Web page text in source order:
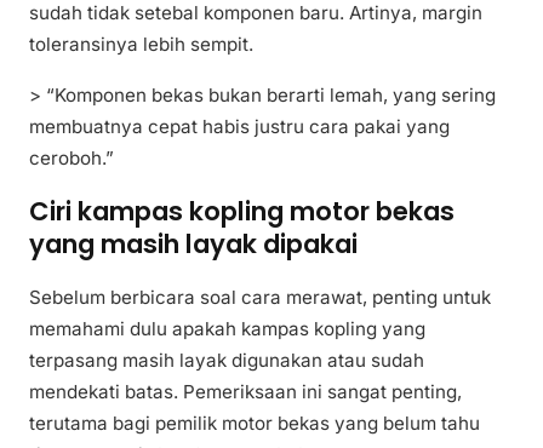
sudah tidak setebal komponen baru. Artinya, margin
toleransinya lebih sempit.
> “Komponen bekas bukan berarti lemah, yang sering
membuatnya cepat habis justru cara pakai yang
ceroboh.”
Ciri kampas kopling motor bekas
yang masih layak dipakai
Sebelum berbicara soal cara merawat, penting untuk
memahami dulu apakah kampas kopling yang
terpasang masih layak digunakan atau sudah
mendekati batas. Pemeriksaan ini sangat penting,
terutama bagi pemilik motor bekas yang belum tahu